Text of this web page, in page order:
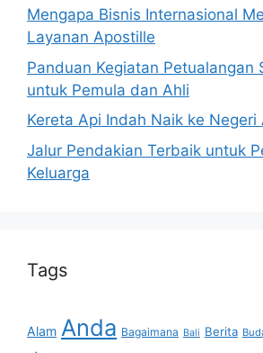
Mengapa Bisnis Internasional
Layanan Apostille
Panduan Kegiatan Petualangan
untuk Pemula dan Ahli
Kereta Api Indah Naik ke Negeri
Jalur Pendakian Terbaik untuk
Keluarga
Tags
Alam Anda Bagaimana Bali Berita